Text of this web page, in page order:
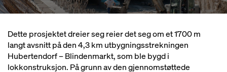
Dette prosjektet dreier seg reier det seg om et 1700 m
langt avsnitt på den 4,3 km utbygningsstrekningen
Hubertendorf – Blindenmarkt, som ble bygd i
lokkonstruksjon. På grunn av den gjennomstøttede